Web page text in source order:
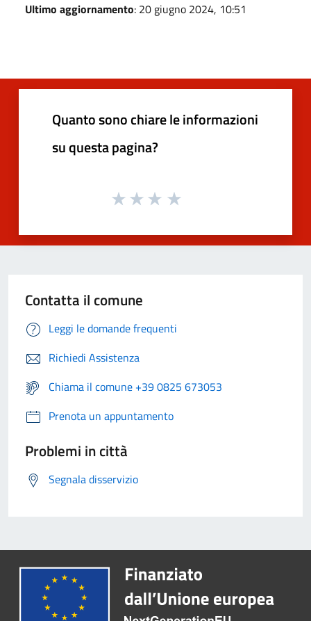
Ultimo aggiornamento: 20 giugno 2024, 10:51
Quanto sono chiare le informazioni
su questa pagina?
Contatta il comune
Leggi le domande frequenti
Richiedi Assistenza
Chiama il comune +39 0825 673053
Prenota un appuntamento
Problemi in città
Segnala disservizio